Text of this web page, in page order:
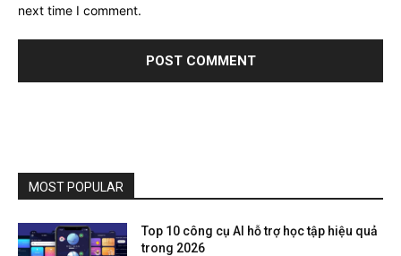
next time I comment.
MOST POPULAR
Top 10 công cụ AI hỗ trợ học tập hiệu quả
trong 2026